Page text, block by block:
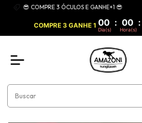
😎 COMPRE 3 ÓCULOS E GANHE+1 😎
COMPRE 3 GANHE 1 00 : 00 :
Dia(s) Hora(s)